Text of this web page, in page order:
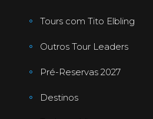
Tours com Tito Elbling
Outros Tour Leaders
Pré-Reservas 2027
Destinos